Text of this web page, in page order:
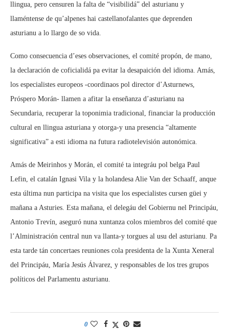
llingua, pero censuren la falta de “visibilidá” del asturianu y
llaméntense de qu’alpenes hai castellanofalantes que deprenden
asturianu a lo llargo de so vida.
Como consecuencia d’eses observaciones, el comité propón, de mano,
la declaración de coficialidá pa evitar la desapaición del idioma. Amás,
los especialistes europeos -coordinaos pol director d’Asturnews,
Próspero Morán- llamen a afitar la enseñanza d’asturianu na
Secundaria, recuperar la toponimia tradicional, financiar la producción
cultural en llingua asturiana y otorga-y una presencia “altamente
significativa” a esti idioma na futura radiotelevisión autonómica.
Amás de Meirinhos y Morán, el comité ta integráu pol belga Paul
Lefin, el catalán Ignasi Vila y la holandesa Alie Van der Schaaff, anque
esta última nun participa na visita que los especialistes cursen güei y
mañana a Asturies. Esta mañana, el delegáu del Gobiernu nel Principáu,
Antonio Trevín, aseguró nuna xuntanza colos miembros del comité que
l’Alministración central nun va llanta-y torgues al usu del asturianu. Pa
esta tarde tán concertaes reuniones cola presidenta de la Xunta Xeneral
del Principáu, María Jesús Álvarez, y responsables de los tres grupos
políticos del Parlamentu asturianu.
0